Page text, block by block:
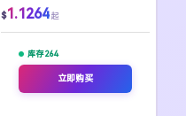
$1.1264 起
库存 264
立即购买